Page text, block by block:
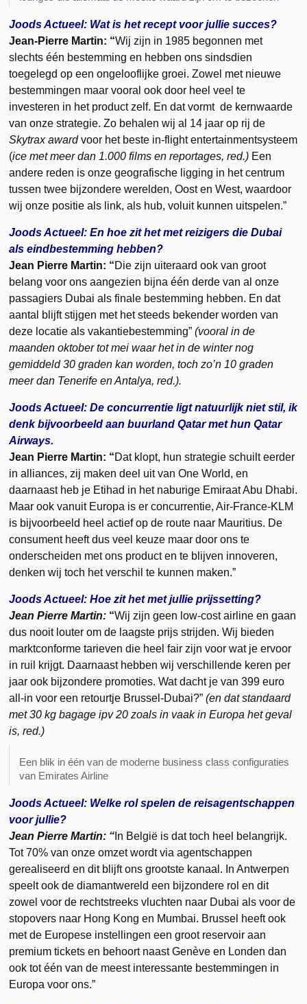
Joods Actueel: Wat is het recept voor jullie succes?
Jean-Pierre Martin: “Wij zijn in 1985 begonnen met
slechts één bestemming en hebben ons sindsdien
toegelegd op een ongelooflijke groei. Zowel met nieuwe
bestemmingen maar vooral ook door heel veel te
investeren in het product zelf. En dat vormt de kernwaarde
van onze strategie. Zo behalen wij al 14 jaar op rij de
Skytrax awardvoor het beste in-flight entertainmentsysteem
(ice met meer dan 1.000 films en reportages, red.) Een
andere reden is onze geografische ligging in het centrum
tussen twee bijzondere werelden, Oost en West, waardoor
wij onze positie als link, als hub, voluit kunnen uitspelen.”
Joods Actueel: En hoe zit het met reizigers die Dubai
als eindbestemming hebben?
Jean Pierre Martin: “Die zijn uiteraard ook van groot
belang voor ons aangezien bijna één derde van al onze
passagiers Dubai als finale bestemming hebben. En dat
aantal blijft stijgen met het steeds bekender worden van
deze locatie als vakantiebestemming”(vooral in de
maanden oktober tot mei waar het in de winter nog
gemiddeld 30 graden kan worden, toch zo’n 10 graden
meer dan Tenerife en Antalya, red.).
Joods Actueel: De concurrentie ligt natuurlijk niet stil, ik
denk bijvoorbeeld aan buurland Qatar met hun Qatar
Airways.
Jean Pierre Martin: “Dat klopt, hun strategie schuilt eerder
in alliances, zij maken deel uit van One World, en
daarnaast heb je Etihad in het naburige Emiraat Abu Dhabi.
Maar ook vanuit Europa is er concurrentie, Air-France-KLM
is bijvoorbeeld heel actief op de route naar Mauritius. De
consument heeft dus veel keuze maar door ons te
onderscheiden met ons product en te blijven innoveren,
denken wij toch het verschil te kunnen maken.”
Joods Actueel: Hoe zit het met jullie prijssetting?
Jean Pierre Martin: “Wij zijn geen low-cost airline en gaan
dus nooit louter om de laagste prijs strijden. Wij bieden
marktconforme tarieven die heel fair zijn voor wat je ervoor
in ruil krijgt. Daarnaast hebben wij verschillende keren per
jaar ook bijzondere promoties. Wat dacht je van 399 euro
all-in voor een retourtje Brussel-Dubai?”(en dat standaard
met 30 kg bagage ipv 20 zoals in vaak in Europa het geval
is, red.)
Een blik in één van de moderne business class configuraties
van Emirates Airline
Joods Actueel: Welke rol spelen de reisagentschappen
voor jullie?
Jean Pierre Martin: “ In België is dat toch heel belangrijk.
Tot 70% van onze omzet wordt via agentschappen
gerealiseerd en dit blijft ons grootste kanaal. In Antwerpen
speelt ook de diamantwereld een bijzondere rol en dit
zowel voor de rechtstreeks vluchten naar Dubai als voor de
stopovers naar Hong Kong en Mumbai. Brussel heeft ook
met de Europese instellingen een groot reservoir aan
premium tickets en behoort naast Genève en Londen dan
ook tot één van de meest interessante bestemmingen in
Europa voor ons.”